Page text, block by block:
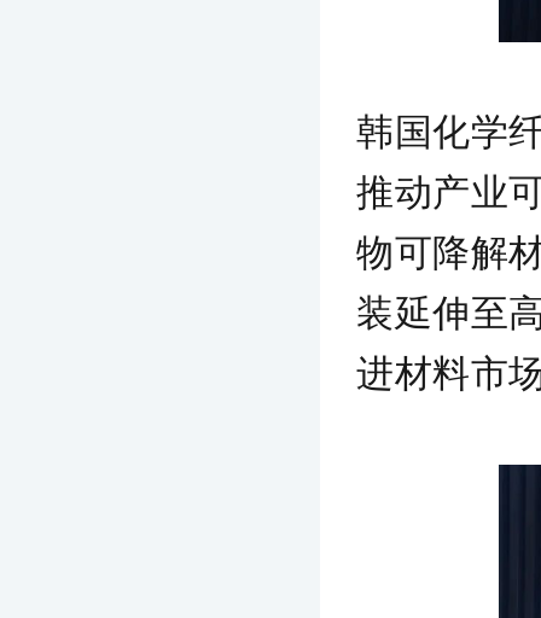
韩国化学
推动产业
物可降解
装延伸至
进材料市